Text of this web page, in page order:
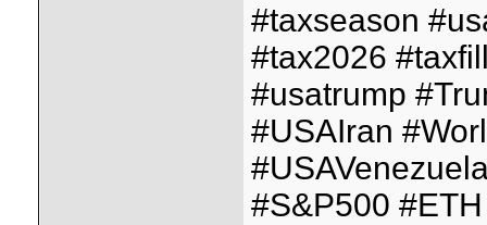
#taxseason
#tax2026
#usatrump
#USAIran
#S&P500